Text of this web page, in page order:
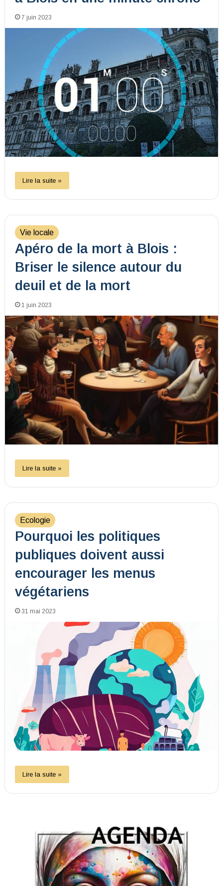
7 juin 2023
Lire la suite »
Vie locale
Apéro de la mort à Blois :
Briser le silence autour du
deuil et de la mort
1 juin 2023
Lire la suite »
Ecologie
Pourquoi les politiques
publiques doivent aussi
encourager les menus
végétariens
31 mai 2023
Lire la suite »